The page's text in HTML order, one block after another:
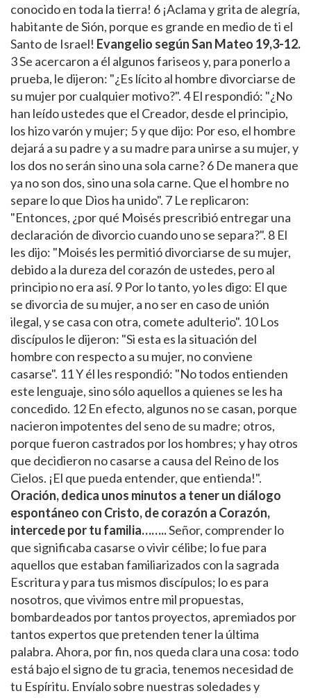
conocido en toda la tierra! 6 ¡Aclama y grita de alegría,
habitante de Sión, porque es grande en medio de ti el
Santo de Israel! Evangelio según San Mateo 19,3-12.
3 Se acercaron a él algunos fariseos y, para ponerlo a
prueba, le dijeron: "¿Es lícito al hombre divorciarse de
su mujer por cualquier motivo?". 4 El respondió: "¿No
han leído ustedes que el Creador, desde el principio,
los hizo varón y mujer; 5 y que dijo: Por eso, el hombre
dejará a su padre y a su madre para unirse a su mujer, y
los dos no serán sino una sola carne? 6 De manera que
ya no son dos, sino una sola carne. Que el hombre no
separe lo que Dios ha unido". 7 Le replicaron:
"Entonces, ¿por qué Moisés prescribió entregar una
declaración de divorcio cuando uno se separa?". 8 El
les dijo: "Moisés les permitió divorciarse de su mujer,
debido a la dureza del corazón de ustedes, pero al
principio no era así. 9 Por lo tanto, yo les digo: El que
se divorcia de su mujer, a no ser en caso de unión
ilegal, y se casa con otra, comete adulterio". 10 Los
discípulos le dijeron: "Si esta es la situación del
hombre con respecto a su mujer, no conviene
casarse". 11 Y él les respondió: "No todos entienden
este lenguaje, sino sólo aquellos a quienes se les ha
concedido. 12 En efecto, algunos no se casan, porque
nacieron impotentes del seno de su madre; otros,
porque fueron castrados por los hombres; y hay otros
que decidieron no casarse a causa del Reino de los
Cielos. ¡El que pueda entender, que entienda!".
Oración, dedica unos minutos a tener un diálogo
espontáneo con Cristo, de corazón a Corazón,
intercede por tu familia……..Señor, comprender lo
que significaba casarse o vivir célibe; lo fue para
aquellos que estaban familiarizados con la sagrada
Escritura y para tus mismos discípulos; lo es para
nosotros, que vivimos entre mil propuestas,
bombardeados por tantos proyectos, apremiados por
tantos expertos que pretenden tener la última
palabra. Ahora, por fin, nos queda clara una cosa: todo
está bajo el signo de tu gracia, tenemos necesidad de
tu Espíritu. Envíalo sobre nuestras soledades y